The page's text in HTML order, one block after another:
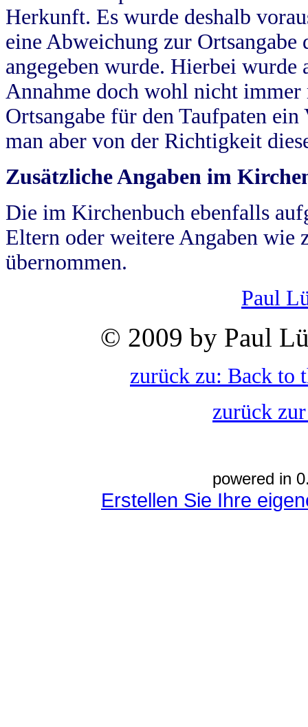
Herkunft. Es wurde deshalb
eine Abweichung zur
angegeben wurde. Hierbei wurde
Annahme doch wohl nicht
Ortsangabe für den Taufpaten
man aber von der Richtigkeit
Zusätzliche Angaben im
Die im Kirchenbuch ebenfalls
Eltern oder weitere Angaben wie
übernommen.
Paul
© 2009 by Paul
zurück zu: Back to
zurück
powered in
Erstellen Sie Ihre